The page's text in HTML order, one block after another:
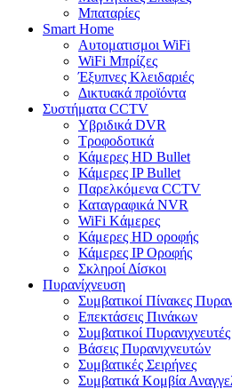
Μπαταρίες
Smart Home
Αυτοματισμοι WiFi
WiFi Μπρίζες
Έξυπνες Κλειδαριές
Δικτυακά προϊόντα
Συστήματα CCTV
Υβριδικά DVR
Tροφοδοτικά
Κάμερες HD Βullet
Κάμερες IP Βullet
Παρελκόμενα CCTV
Καταγραφικά NVR
WiFi Kάμερες
Κάμερες HD οροφής
Κάμερες IP Οροφής
Σκληροί Δίσκοι
Πυρανίχνευση
Συμβατικοί Πίνακες
Επεκτάσεις Πινάκων
Συμβατικοί Πυρανιχνευτές
Βάσεις Πυρανιχνευτών
Συμβατικές Σειρήνες
Συμβατικά Κομβία